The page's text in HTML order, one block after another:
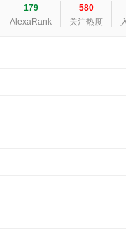
179
AlexaRank
580
关注热度